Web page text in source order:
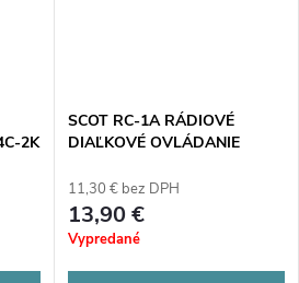
2K
SCOT RC-1A RÁDIOVÉ
DIAĽKOVÉ OVLÁDANIE
11,30 € bez DPH
13,90 €
Vypredané